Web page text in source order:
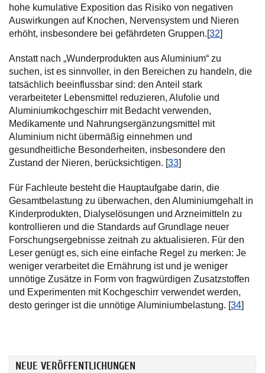
hohe kumulative Exposition das Risiko von negativen
Auswirkungen auf Knochen, Nervensystem und Nieren
erhöht, insbesondere bei gefährdeten Gruppen.[32]
Anstatt nach „Wunderprodukten aus Aluminium“ zu
suchen, ist es sinnvoller, in den Bereichen zu handeln, die
tatsächlich beeinflussbar sind: den Anteil stark
verarbeiteter Lebensmittel reduzieren, Alufolie und
Aluminiumkochgeschirr mit Bedacht verwenden,
Medikamente und Nahrungsergänzungsmittel mit
Aluminium nicht übermäßig einnehmen und
gesundheitliche Besonderheiten, insbesondere den
Zustand der Nieren, berücksichtigen. [33]
Für Fachleute besteht die Hauptaufgabe darin, die
Gesamtbelastung zu überwachen, den Aluminiumgehalt in
Kinderprodukten, Dialyselösungen und Arzneimitteln zu
kontrollieren und die Standards auf Grundlage neuer
Forschungsergebnisse zeitnah zu aktualisieren. Für den
Leser genügt es, sich eine einfache Regel zu merken: Je
weniger verarbeitet die Ernährung ist und je weniger
unnötige Zusätze in Form von fragwürdigen Zusatzstoffen
und Experimenten mit Kochgeschirr verwendet werden,
desto geringer ist die unnötige Aluminiumbelastung. [34]
NEUE VERÖFFENTLICHUNGEN